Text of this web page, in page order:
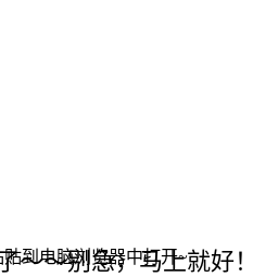
～～别急，马上就好！
到电脑浏览器中打开~